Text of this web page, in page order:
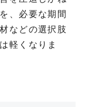
、必要な期間
などの選択肢
軽くなりま